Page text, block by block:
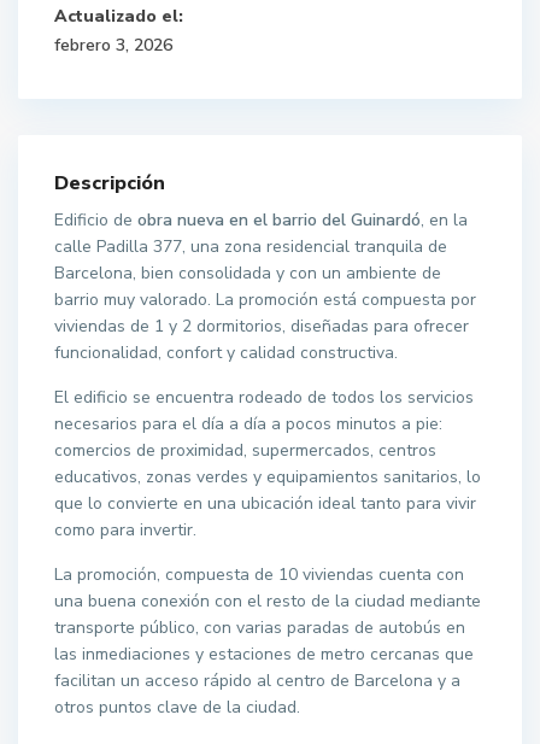
Actualizado el:
febrero 3, 2026
Descripción
Edificio de obra nueva en el barrio del Guinardó, en la
calle Padilla 377, una zona residencial tranquila de
Barcelona, bien consolidada y con un ambiente de
barrio muy valorado. La promoción está compuesta por
viviendas de 1 y 2 dormitorios, diseñadas para ofrecer
funcionalidad, confort y calidad constructiva.
El edificio se encuentra rodeado de todos los servicios
necesarios para el día a día a pocos minutos a pie:
comercios de proximidad, supermercados, centros
educativos, zonas verdes y equipamientos sanitarios, lo
que lo convierte en una ubicación ideal tanto para vivir
como para invertir.
La promoción, compuesta de 10 viviendas cuenta con
una buena conexión con el resto de la ciudad mediante
transporte público, con varias paradas de autobús en
las inmediaciones y estaciones de metro cercanas que
facilitan un acceso rápido al centro de Barcelona y a
otros puntos clave de la ciudad.